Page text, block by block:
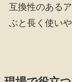
互換性のある
ぶと長く使い